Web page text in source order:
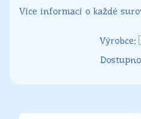
Více informací o každé